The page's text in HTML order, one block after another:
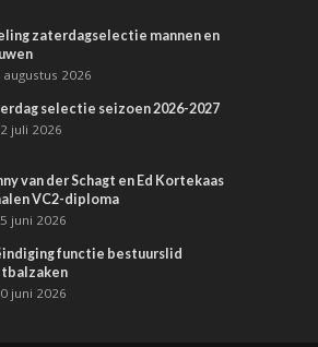
zaterdagselectie mannen en
augustus 2026
selectie seizoen 2026-2027
juli 2026
van der Schagt en Ed Kortekaas
VC2-diploma
juni 2026
functie bestuurslid
juni 2026